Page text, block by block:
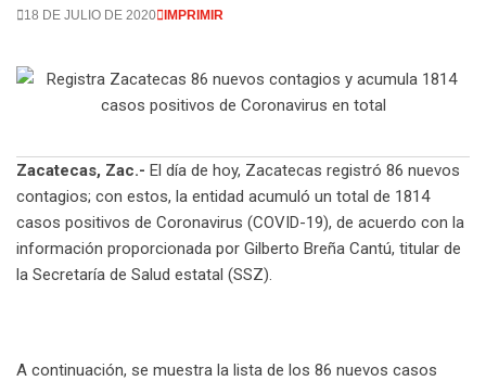
18 DE JULIO DE 2020 IMPRIMIR
Zacatecas, Zac.- El día de hoy, Zacatecas registró 86 nuevos
contagios; con estos, la entidad acumuló un total de 1814
casos positivos de Coronavirus (COVID-19), de acuerdo con la
información proporcionada por Gilberto Breña Cantú, titular de
la Secretaría de Salud estatal (SSZ).
A continuación, se muestra la lista de los 86 nuevos casos